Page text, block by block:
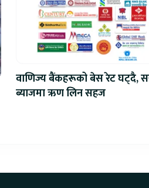
वाणिज्य बैंकहरूको बेस रेट घट्दै,
ब्याजमा ऋण लिन सहज